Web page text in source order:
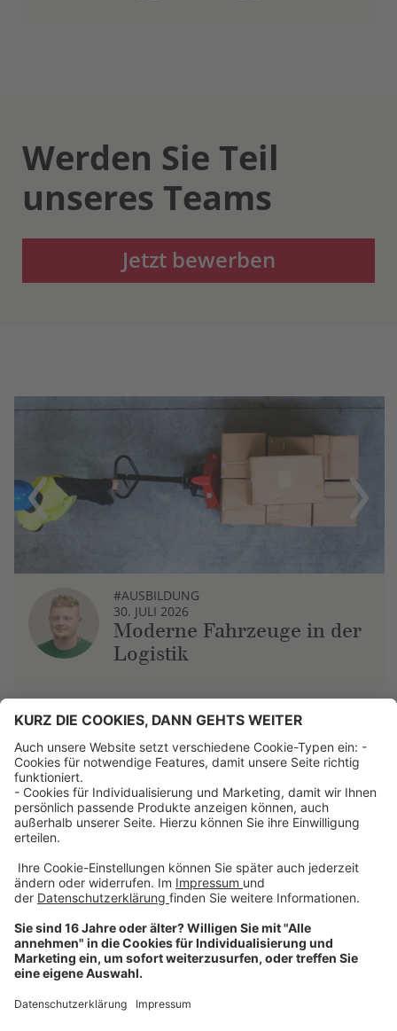
Werden Sie Teil
unseres Teams
Jetzt bewerben
Previous
#AUSBILDUNG
30. JULI 2026
Moderne Fahrzeuge in der
Logistik
Next
Über uns
Dehner Unternehmen
Jobs bei Dehner